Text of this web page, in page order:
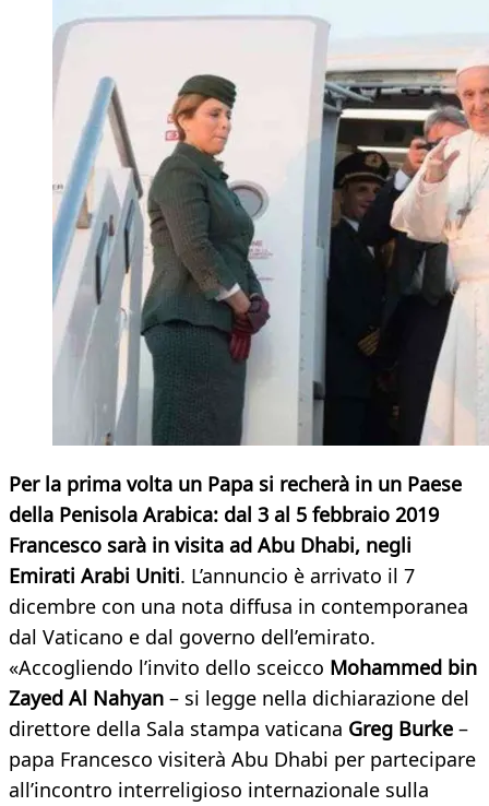
Per la prima volta un Papa si recherà in un Paese
della Penisola Arabica: dal 3 al 5 febbraio 2019
Francesco sarà in visita ad Abu Dhabi, negli
Emirati Arabi Uniti. L’annuncio è arrivato il 7
dicembre con una nota diffusa in contemporanea
dal Vaticano e dal governo dell’emirato.
«Accogliendo l’invito dello sceicco Mohammed bin
Zayed Al Nahyan – si legge nella dichiarazione del
direttore della Sala stampa vaticana Greg Burke –
papa Francesco visiterà Abu Dhabi per partecipare
all’incontro interreligioso internazionale sulla